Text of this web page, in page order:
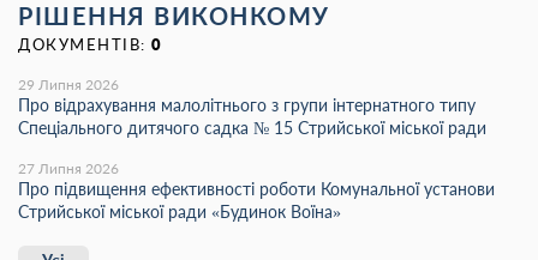
РІШЕННЯ ВИКОНКОМУ
ДОКУМЕНТІВ: 0
29 Липня 2026
Про відрахування малолітнього з групи інтернатного типу
Спеціального дитячого садка № 15 Стрийської міської ради
27 Липня 2026
Про підвищення ефективності роботи Комунальної установи
Стрийської міської ради «Будинок Воїна»